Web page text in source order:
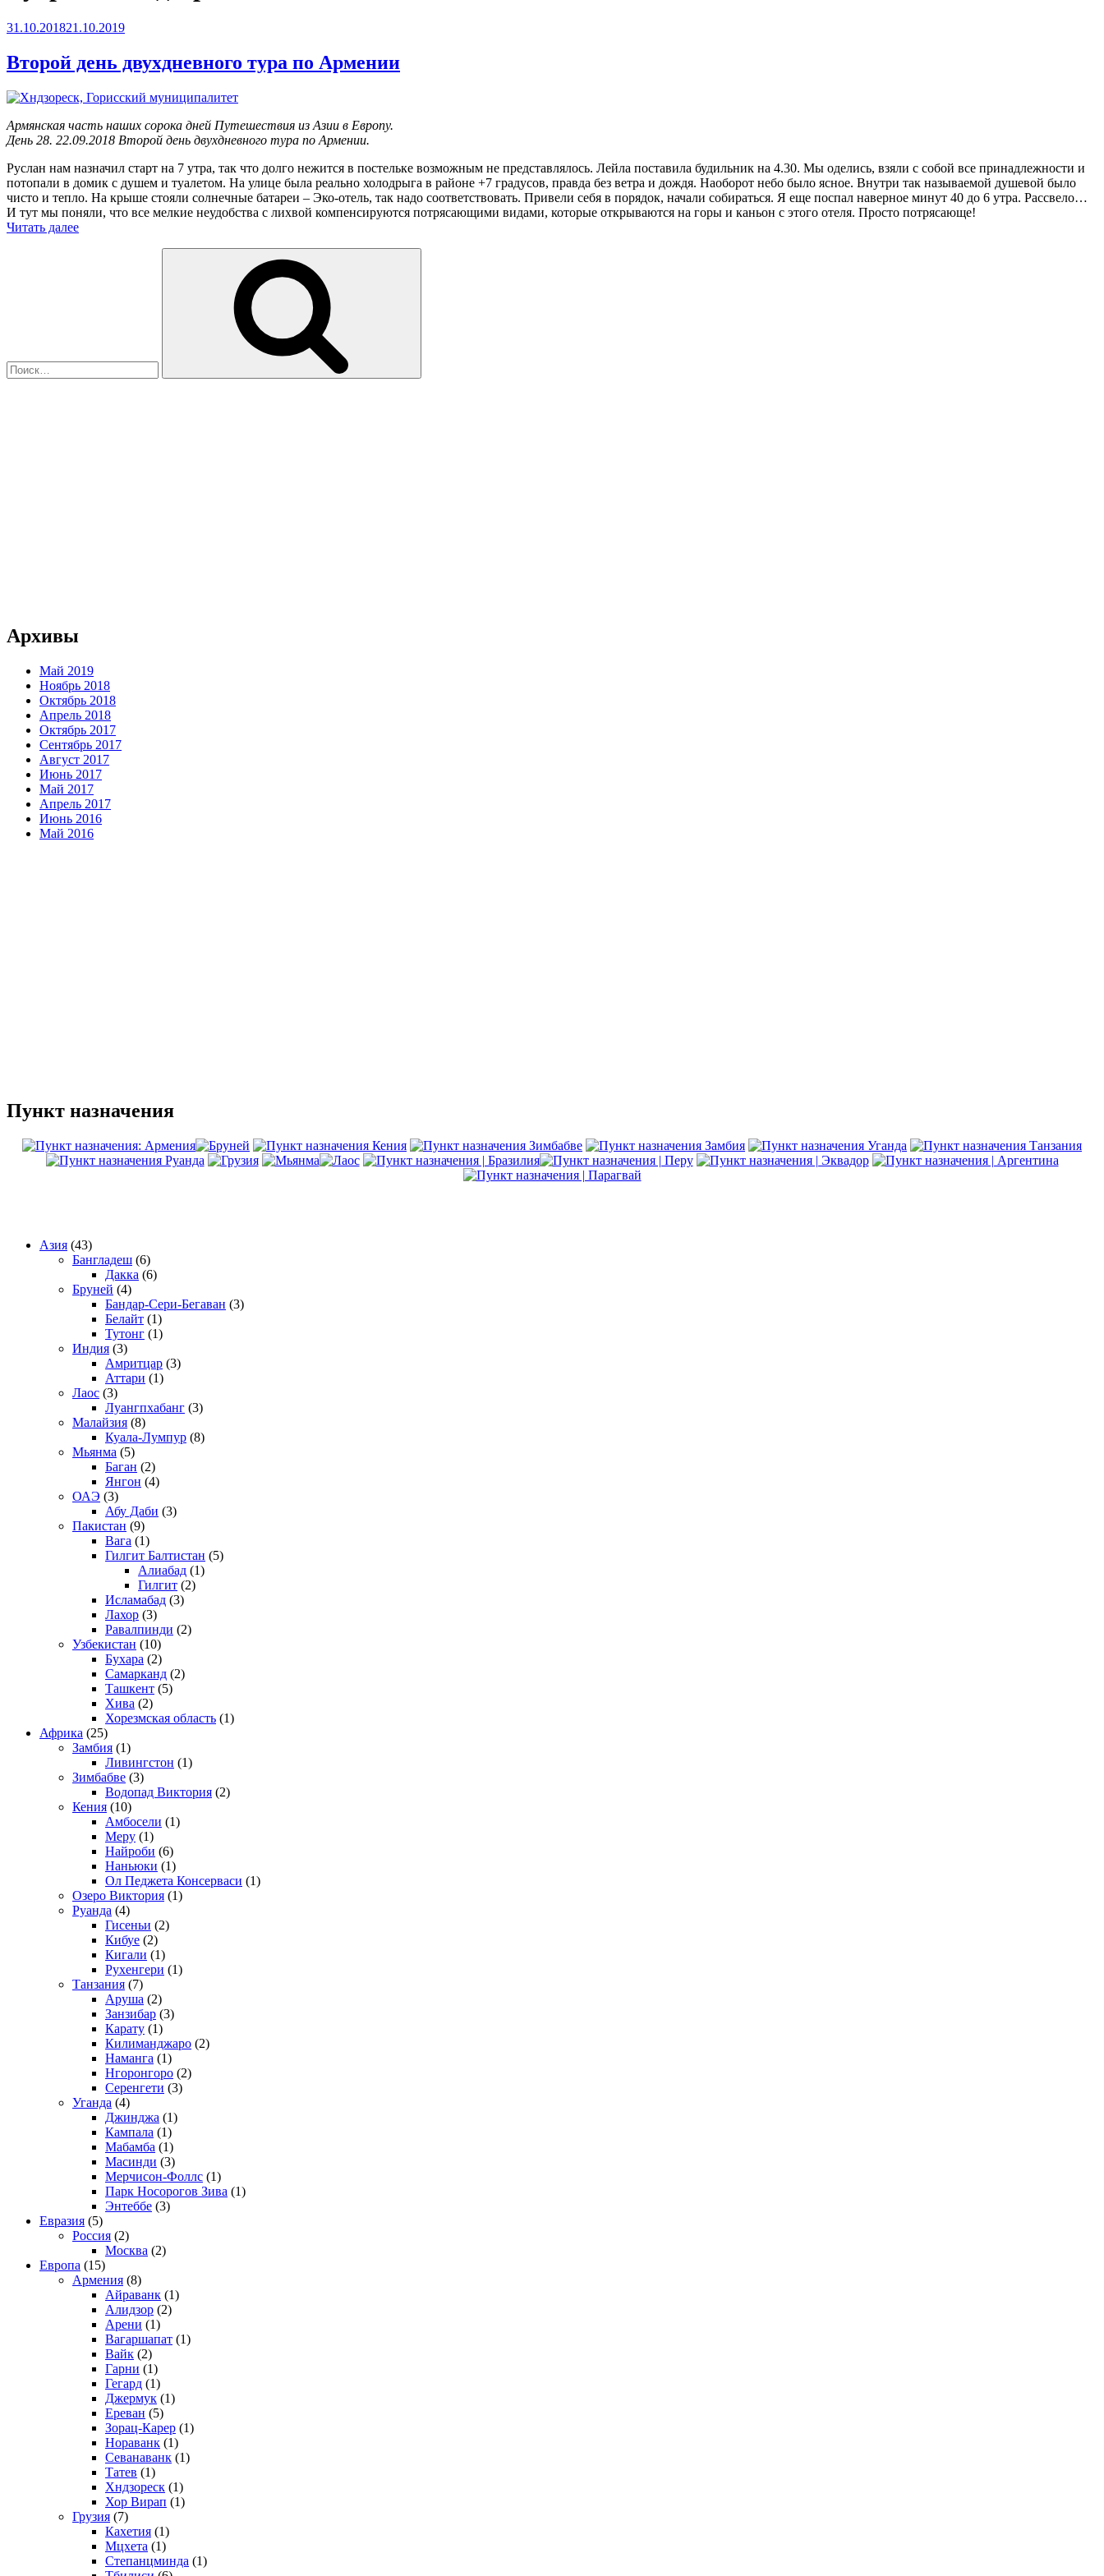
Опубликовано
31.10.201821.10.2019
Второй день двухдневного тура по Армении
Армянская часть наших сорока дней Путешествия из Азии в Европу.
День 28. 22.09.2018 Второй день двухдневного тура по Армении.
Руслан нам назначил старт на 7 утра, так что долго нежится в постельке возможным не представлялось. Лейла поставила будильник на 4.30. Мы оделись, взяли с собой все принадлежности и
потопали в домик с душем и туалетом. На улице была реально холодрыга в районе +7 градусов, правда без ветра и дождя. Наоборот небо было ясное. Внутри так называемой душевой было
чисто и тепло. На крыше стояли солнечные батареи – Эко-отель, так надо соответствовать. Привели себя в порядок, начали собираться. Я еще поспал наверное минут 40 до 6 утра. Рассвело…
И тут мы поняли, что все мелкие неудобства с лихвой компенсируются потрясающими видами, которые открываются на горы и каньон с этого отеля. Просто потрясающе!
Читать далее«Второй
Архивы
Май 2019
Ноябрь 2018
Октябрь 2018
Апрель 2018
Октябрь 2017
Сентябрь 2017
Август 2017
Июнь 2017
Май 2017
Апрель 2017
Июнь 2016
Май 2016
Пункт назначения
Азия (43)
Бангладеш (6)
Дакка (6)
Бруней (4)
Бандар-Сери-Бегаван (3)
Белайт (1)
Тутонг (1)
Индия (3)
Амритцар (3)
Аттари (1)
Лаос (3)
Луангпхабанг (3)
Малайзия (8)
Куала-Лумпур (8)
Мьянма (5)
Баган (2)
Янгон (4)
ОАЭ (3)
Абу Даби (3)
Пакистан (9)
Вага (1)
Гилгит Балтистан (5)
Алиабад (1)
Гилгит (2)
Исламабад (3)
Лахор (3)
Равалпинди (2)
Узбекистан (10)
Бухара (2)
Самарканд (2)
Ташкент (5)
Хива (2)
Хорезмская область (1)
Африка (25)
Замбия (1)
Ливингстон (1)
Зимбабве (3)
Водопад Виктория (2)
Кения (10)
Амбосели (1)
Меру (1)
Найроби (6)
Наньюки (1)
Ол Педжета Консерваси (1)
Озеро Виктория (1)
Руанда (4)
Гисеньи (2)
Кибуе (2)
Кигали (1)
Рухенгери (1)
Танзания (7)
Аруша (2)
Занзибар (3)
Карату (1)
Килиманджаро (2)
Наманга (1)
Нгоронгоро (2)
Серенгети (3)
Уганда (4)
Джинджа (1)
Кампала (1)
Мабамба (1)
Масинди (3)
Мерчисон-Фоллс (1)
Парк Носорогов Зива (1)
Энтеббе (3)
Евразия (5)
Россия (2)
Москва (2)
Европа (15)
Армения (8)
Айраванк (1)
Алидзор (2)
Арени (1)
Вагаршапат (1)
Вайк (2)
Гарни (1)
Гегард (1)
Джермук (1)
Ереван (5)
Зорац-Карер (1)
Нораванк (1)
Севанаванк (1)
Татев (1)
Хндзореск (1)
Хор Вирап (1)
Грузия (7)
Кахетия (1)
Мцхета (1)
Степанцминда (1)